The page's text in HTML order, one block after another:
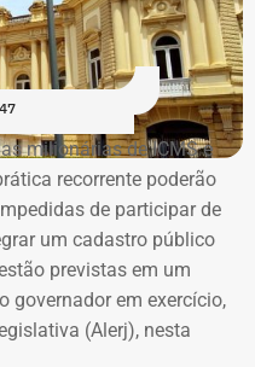
como forma de
para mulheres se
surgiu do encontro
de uma
O principal gatilho
do medo. Por isso, os
O foco principal é a
de reação rápida
aconteça”, comenta.
Pacheco à Justiça Eleitoral
corrigidos pela inflação (IPCA) –
por IA
está 16,3% abaixo,
milionárias de ICMS e
recorrente poderão
de participar de
um cadastro público
previstas em um
governador em exercício,
(Alerj), nesta